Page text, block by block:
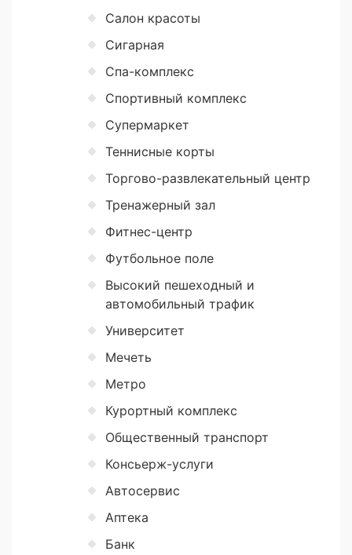
Салон красоты
Сигарная
Спа-комплекс
Спортивный комплекс
Супермаркет
Теннисные корты
Торгово-развлекательный центр
Тренажерный зал
Фитнес-центр
Футбольное поле
Высокий пешеходный и
автомобильный трафик
Университет
Мечеть
Метро
Курортный комплекс
Общественный транспорт
Консьерж-услуги
Автосервис
Аптека
Банк